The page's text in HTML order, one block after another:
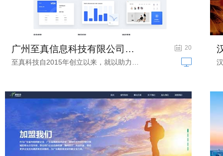
出海整体解决方案网站建设 广州至真信息科技有限公司网站建设项目... 20